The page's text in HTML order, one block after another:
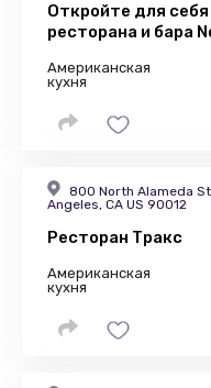
Откройте для
ресторана и бара
Американская
кухня
800 North Alameda
Angeles, CA US 90012
Ресторан Тракс
Американская
кухня